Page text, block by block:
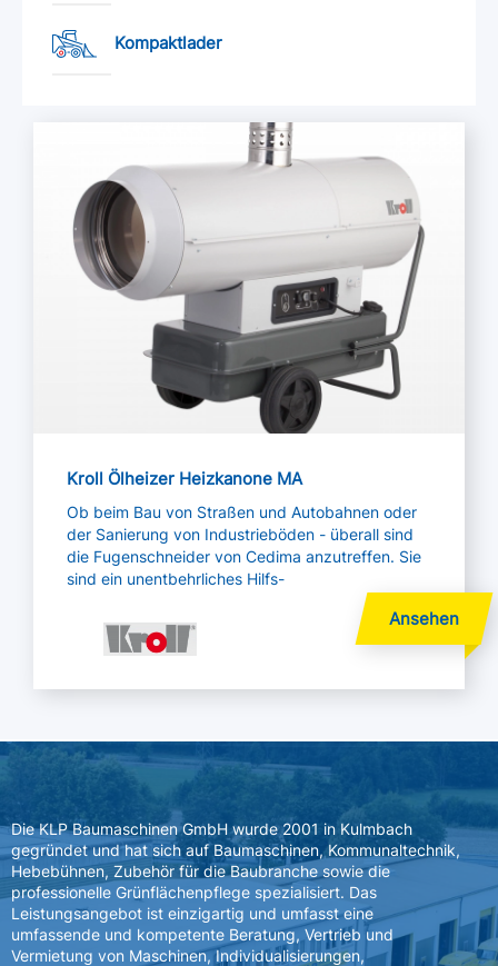
Kompaktlader
Kroll Ölheizer Heizkanone MA
Ob beim Bau von Straßen und Autobahnen oder
der Sanierung von Industrieböden - überall sind
die Fugenschneider von Cedima anzutreffen. Sie
sind ein unentbehrliches Hilfs-
Die KLP Baumaschinen GmbH wurde 2001 in Kulmbach
gegründet und hat sich auf Baumaschinen, Kommunaltechnik,
Hebebühnen, Zubehör für die Baubranche sowie die
professionelle Grünflächenpflege spezialisiert. Das
Leistungsangebot ist einzigartig und umfasst eine
umfassende und kompetente Beratung, Vertrieb und
Vermietung von Maschinen, Individualisierungen,